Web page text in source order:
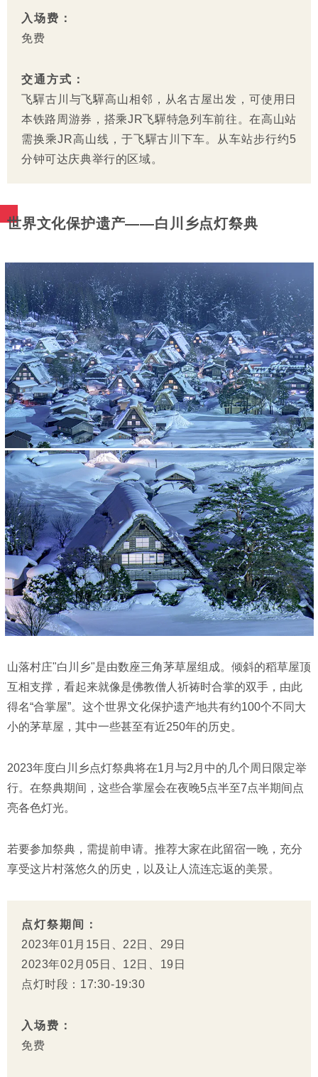
入场费：
免费
交通方式：
飞驒古川与飞驒高山相邻，从名古屋出发，可使用日
本铁路周游券，搭乘JR飞驒特急列车前往。在高山站
需换乘JR高山线，于飞驒古川下车。从车站步行约5
分钟可达庆典举行的区域。
世界文化保护遗产——白川乡点灯祭典
山落村庄"白川乡"是由数座三角茅草屋组成。倾斜的稻草屋顶
互相支撑，看起来就像是佛教僧人祈祷时合掌的双手，由此
得名“合掌屋”。这个世界文化保护遗产地共有约100个不同大
小的茅草屋，其中一些甚至有近250年的历史。
2023年度白川乡点灯祭典将在1月与2月中的几个周日限定举
行。在祭典期间，这些合掌屋会在夜晚5点半至7点半期间点
亮各色灯光。
若要参加祭典，需提前申请。推荐大家在此留宿一晚，充分
享受这片村落悠久的历史，以及让人流连忘返的美景。
点灯祭期间：
2023年01月15日、22日、29日
2023年02月05日、12日、19日
点灯时段：17:30-19:30
入场费：
免费